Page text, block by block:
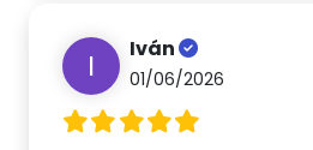
I Iván
01/06/2026